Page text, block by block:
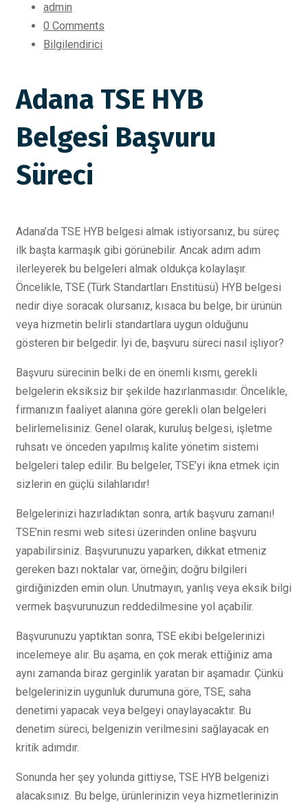
admin
0 Comments
Bilgilendirici
Adana TSE HYB
Belgesi Başvuru
Süreci
Adana’da TSE HYB belgesi almak istiyorsanız, bu süreç
ilk başta karmaşık gibi görünebilir. Ancak adım adım
ilerleyerek bu belgeleri almak oldukça kolaylaşır.
Öncelikle, TSE (Türk Standartları Enstitüsü) HYB belgesi
nedir diye soracak olursanız, kısaca bu belge, bir ürünün
veya hizmetin belirli standartlara uygun olduğunu
gösteren bir belgedir. İyi de, başvuru süreci nasıl işliyor?
Başvuru sürecinin belki de en önemli kısmı, gerekli
belgelerin eksiksiz bir şekilde hazırlanmasıdır. Öncelikle,
firmanızın faaliyet alanına göre gerekli olan belgeleri
belirlemelisiniz. Genel olarak, kuruluş belgesi, işletme
ruhsatı ve önceden yapılmış kalite yönetim sistemi
belgeleri talep edilir. Bu belgeler, TSE’yi ikna etmek için
sizlerin en güçlü silahlarıdır!
Belgelerinizi hazırladıktan sonra, artık başvuru zamanı!
TSE’nin resmi web sitesi üzerinden online başvuru
yapabilirsiniz. Başvurunuzu yaparken, dikkat etmeniz
gereken bazı noktalar var, örneğin; doğru bilgileri
girdiğinizden emin olun. Unutmayın, yanlış veya eksik bilgi
vermek başvurunuzun reddedilmesine yol açabilir.
Başvurunuzu yaptıktan sonra, TSE ekibi belgelerinizi
incelemeye alır. Bu aşama, en çok merak ettiğiniz ama
aynı zamanda biraz gerginlik yaratan bir aşamadır. Çünkü
belgelerinizin uygunluk durumuna göre, TSE, saha
denetimi yapacak veya belgeyi onaylayacaktır. Bu
denetim süreci, belgenizin verilmesini sağlayacak en
kritik adımdır.
Sonunda her şey yolunda gittiyse, TSE HYB belgenizi
alacaksınız. Bu belge, ürünlerinizin veya hizmetlerinizin